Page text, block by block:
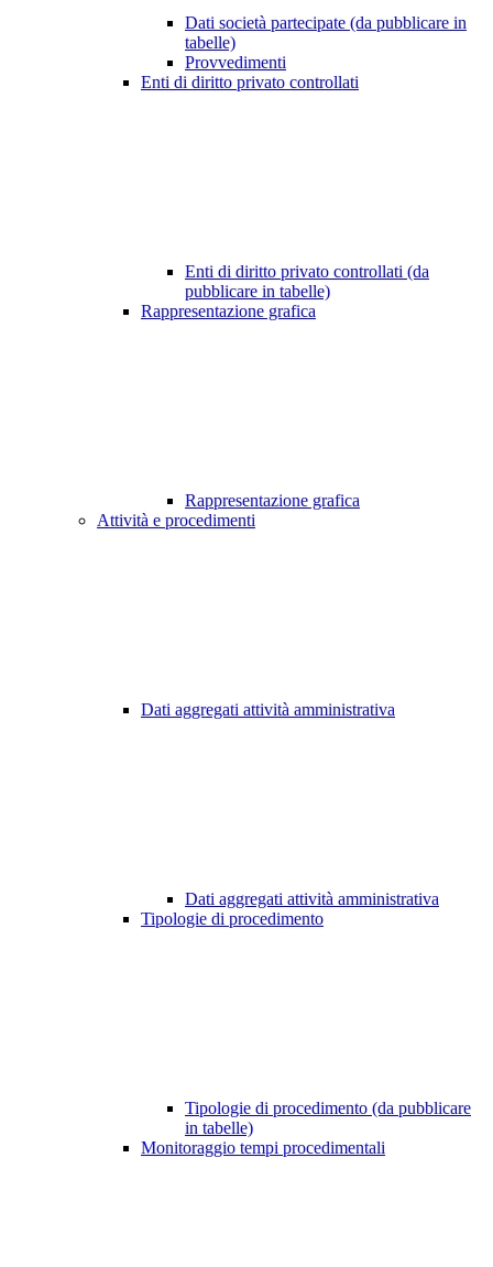
Dati società partecipate (da pubblicare in
tabelle)
Provvedimenti
Enti di diritto privato controllati
Enti di diritto privato controllati (da
pubblicare in tabelle)
Rappresentazione grafica
Rappresentazione grafica
Attività e procedimenti
Dati aggregati attività amministrativa
Dati aggregati attività amministrativa
Tipologie di procedimento
Tipologie di procedimento (da pubblicare
in tabelle)
Monitoraggio tempi procedimentali